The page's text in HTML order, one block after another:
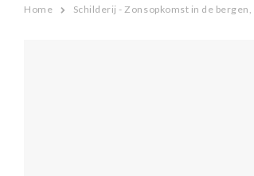
Home Schilderij - Zonsopkomst in de